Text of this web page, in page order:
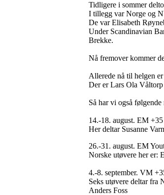
Tidligere i sommer
I tillegg var Norge og
De var Elisabeth
Under Scandinavian
Brekke.
Nå fremover kommer
Allerede nå til helgen
Der er Lars Ola Våltorp
Så har vi også
14.-18. august. EM
Her deltar Susanne
26.-31. august. EM
Norske utøvere her er:
4.-8. september. VM
Seks utøvere deltar fra
Anders Foss